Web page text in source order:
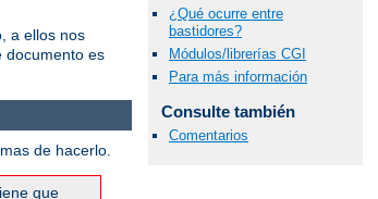
¿Qué ocurre entre
bastidores?
Módulos/librerías CGI
Para más información
Consulte también
Comentarios
a ellos nos
documento es
de hacerlo.
que